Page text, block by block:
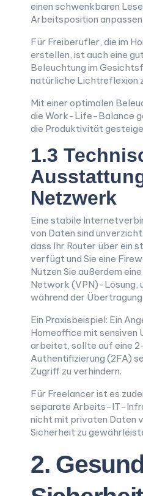
einen schwenkbaren
Arbeitsposition anpassen
Für Freiberufler, die im
erstellen, ist auch eine
Beleuchtung im
natürliche Lichtreflexion
Mit einer optimalen
die Work-Life-Balance
die Produktivität
1.3
Netzwerk
Eine stabile
von Daten sind
dass Ihr Router über ein
verfügt und Sie eine
Nutzen Sie außerdem
Network (VPN)-Lösung,
während der
Ein Praxisbeispiel: Ein
Homeoffice mit sensiven
arbeitet, sollte auf eine
Authentifizierung (2FA)
Zugriff zu verhindern.
Für Freelancer ist es
separate Arbeits-IT-
nicht mit privaten Daten
Sicherheit zu
2.